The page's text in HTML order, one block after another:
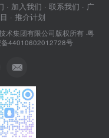
· 加入我们 · 联系我们 · 广
· 推介计划
术集团有限公司版权所有·粤
44010602012728号